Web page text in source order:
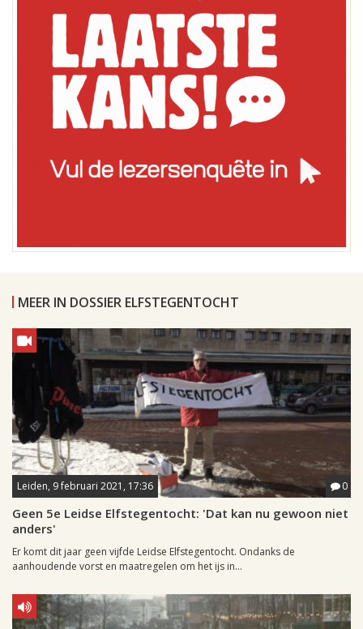
MEER IN DOSSIER ELFSTEGENTOCHT
Leiden, 9 februari 2021, 17:36 0
Geen 5e Leidse Elfstegentocht: 'Dat kan nu gewoon niet
anders'
Er komt dit jaar geen vijfde Leidse Elfstegentocht. Ondanks de
aanhoudende vorst en maatregelen om het ijs in...